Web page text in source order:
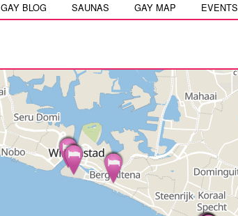
GAY BLOG SAUNAS GAY MAP EVENTS